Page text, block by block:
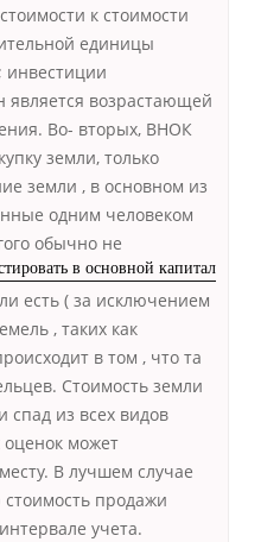
к стоимости
единицы
инвестиции
является возрастающей
Во- вторых, ВНОК
земли, только
земли , в основном из
одним человеком
в основной капитал
обычно не
есть ( за исключением
, таких как
в том , что та
Стоимость земли
спад из всех видов
может
В лучшем случае
продажи
учета.